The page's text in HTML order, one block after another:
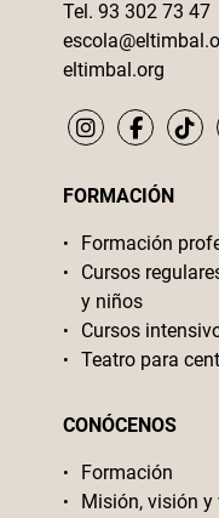
Tel. 93 302 73 47
eltimbal.org
FORMACIÓN
Formación
Cursos
y niños
Cursos
Teatro para
CONÓCENOS
Formación
Misión, visión y